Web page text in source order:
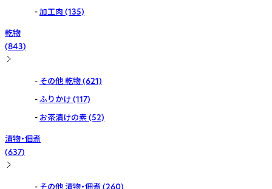
加工肉 (135)
乾物
(843)
その他 乾物(621)
ふりかけ(117)
お茶漬けの素(52)
漬物・佃煮
(637)
その他 漬物・佃煮(260)